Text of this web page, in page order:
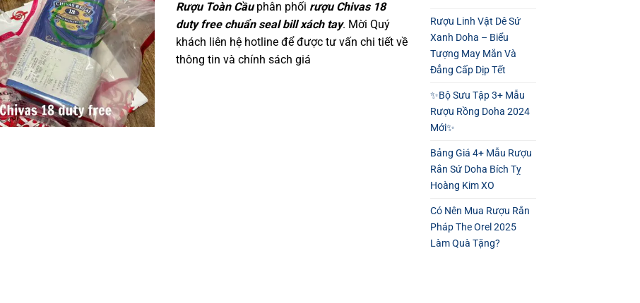
Rượu Toàn Cầu phân phối rượu Chivas 18
duty free chuẩn seal bill xách tay. Mời Quý
khách liên hệ hotline để được tư vấn chi tiết về
thông tin và chính sách giá
Rượu Linh Vật Dê Sứ
Xanh Doha – Biểu
Tượng May Mắn Và
Đẳng Cấp Dịp Tết
✨Bộ Sưu Tập 3+ Mẫu
Rượu Rồng Doha 2024
Mới✨
Bảng Giá 4+ Mẫu Rượu
Rắn Sứ Doha Bích Tỵ
Hoàng Kim XO
Có Nên Mua Rượu Rắn
Pháp The Orel 2025
Làm Quà Tặng?